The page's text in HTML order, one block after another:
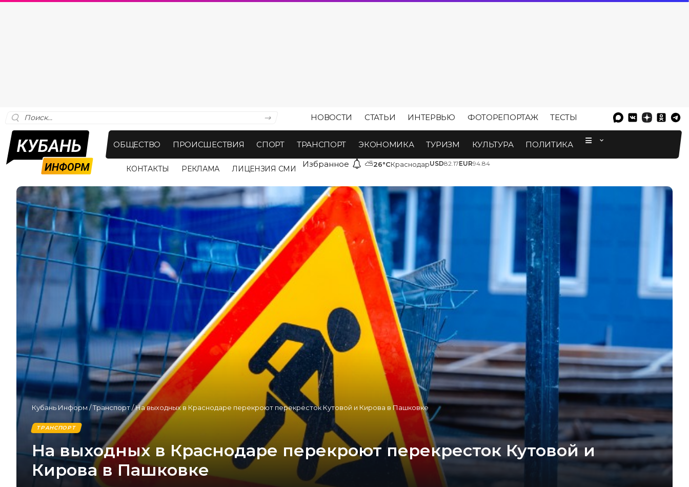
НОВОСТИ СТАТЬИ ИНТЕРВЬЮ ФОТОРЕПОРТАЖ ТЕСТЫ
ОБЩЕСТВО ПРОИСШЕСТВИЯ СПОРТ ТРАНСПОРТ ЭКОНОМИКА ТУРИЗМ КУЛЬТУРА ПОЛИТИКА
КОНТАКТЫ РЕКЛАМА ЛИЦЕНЗИЯ СМИ Избранное ⛅26°CКраснодарUSD82.17EUR94.84
Кубань Информ /Транспорт/На выходных в Краснодаре перекроют перекресток Кутовой и Кирова в Пашковке
ТРАНСПОРТ
На выходных в Краснодаре перекроют перекресток Кутовой и
Кирова в Пашковке